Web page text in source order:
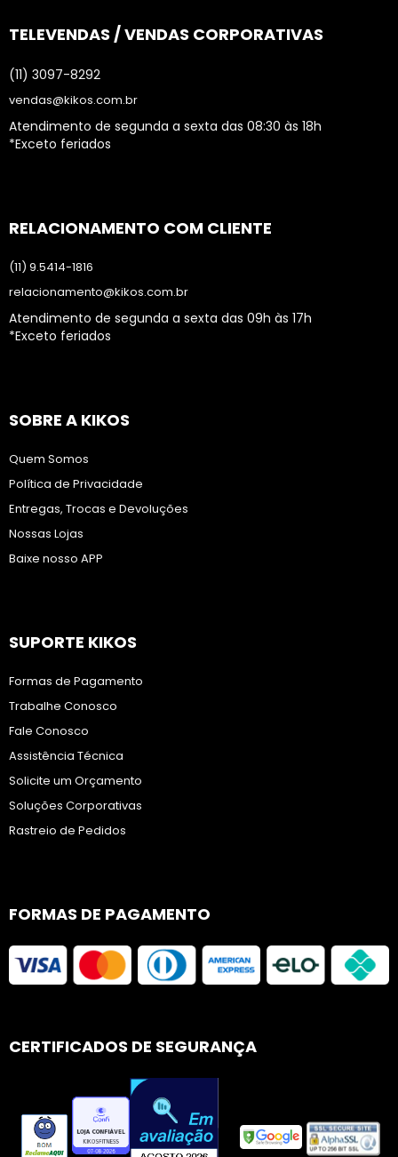
TELEVENDAS / VENDAS CORPORATIVAS
(11) 3097-8292
vendas@kikos.com.br
Atendimento de segunda a sexta das 08:30 às 18h
*Exceto feriados
RELACIONAMENTO COM CLIENTE
(11) 9.5414-1816
relacionamento@kikos.com.br
Atendimento de segunda a sexta das 09h às 17h
*Exceto feriados
SOBRE A KIKOS
Quem Somos
Política de Privacidade
Entregas, Trocas e Devoluções
Nossas Lojas
Baixe nosso APP
SUPORTE KIKOS
Formas de Pagamento
Trabalhe Conosco
Fale Conosco
Assistência Técnica
Solicite um Orçamento
Soluções Corporativas
Rastreio de Pedidos
FORMAS DE PAGAMENTO
CERTIFICADOS DE SEGURANÇA